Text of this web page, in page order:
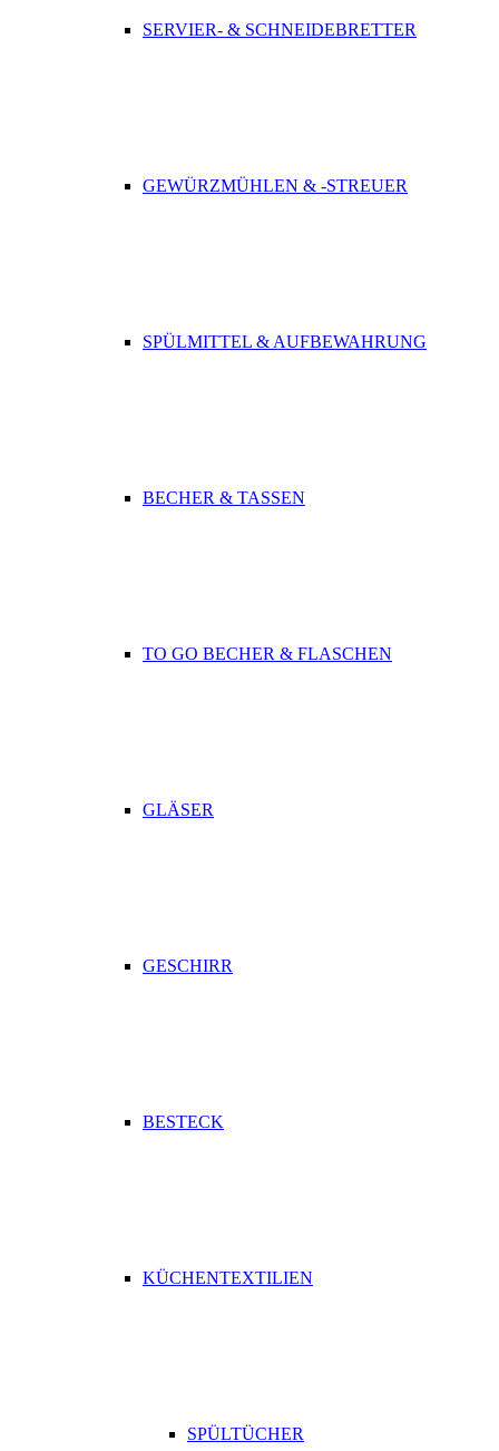
SERVIER- & SCHNEIDEBRETTER
GEWÜRZMÜHLEN & -STREUER
SPÜLMITTEL & AUFBEWAHRUNG
BECHER & TASSEN
TO GO BECHER & FLASCHEN
GLÄSER
GESCHIRR
BESTECK
KÜCHENTEXTILIEN
SPÜLTÜCHER